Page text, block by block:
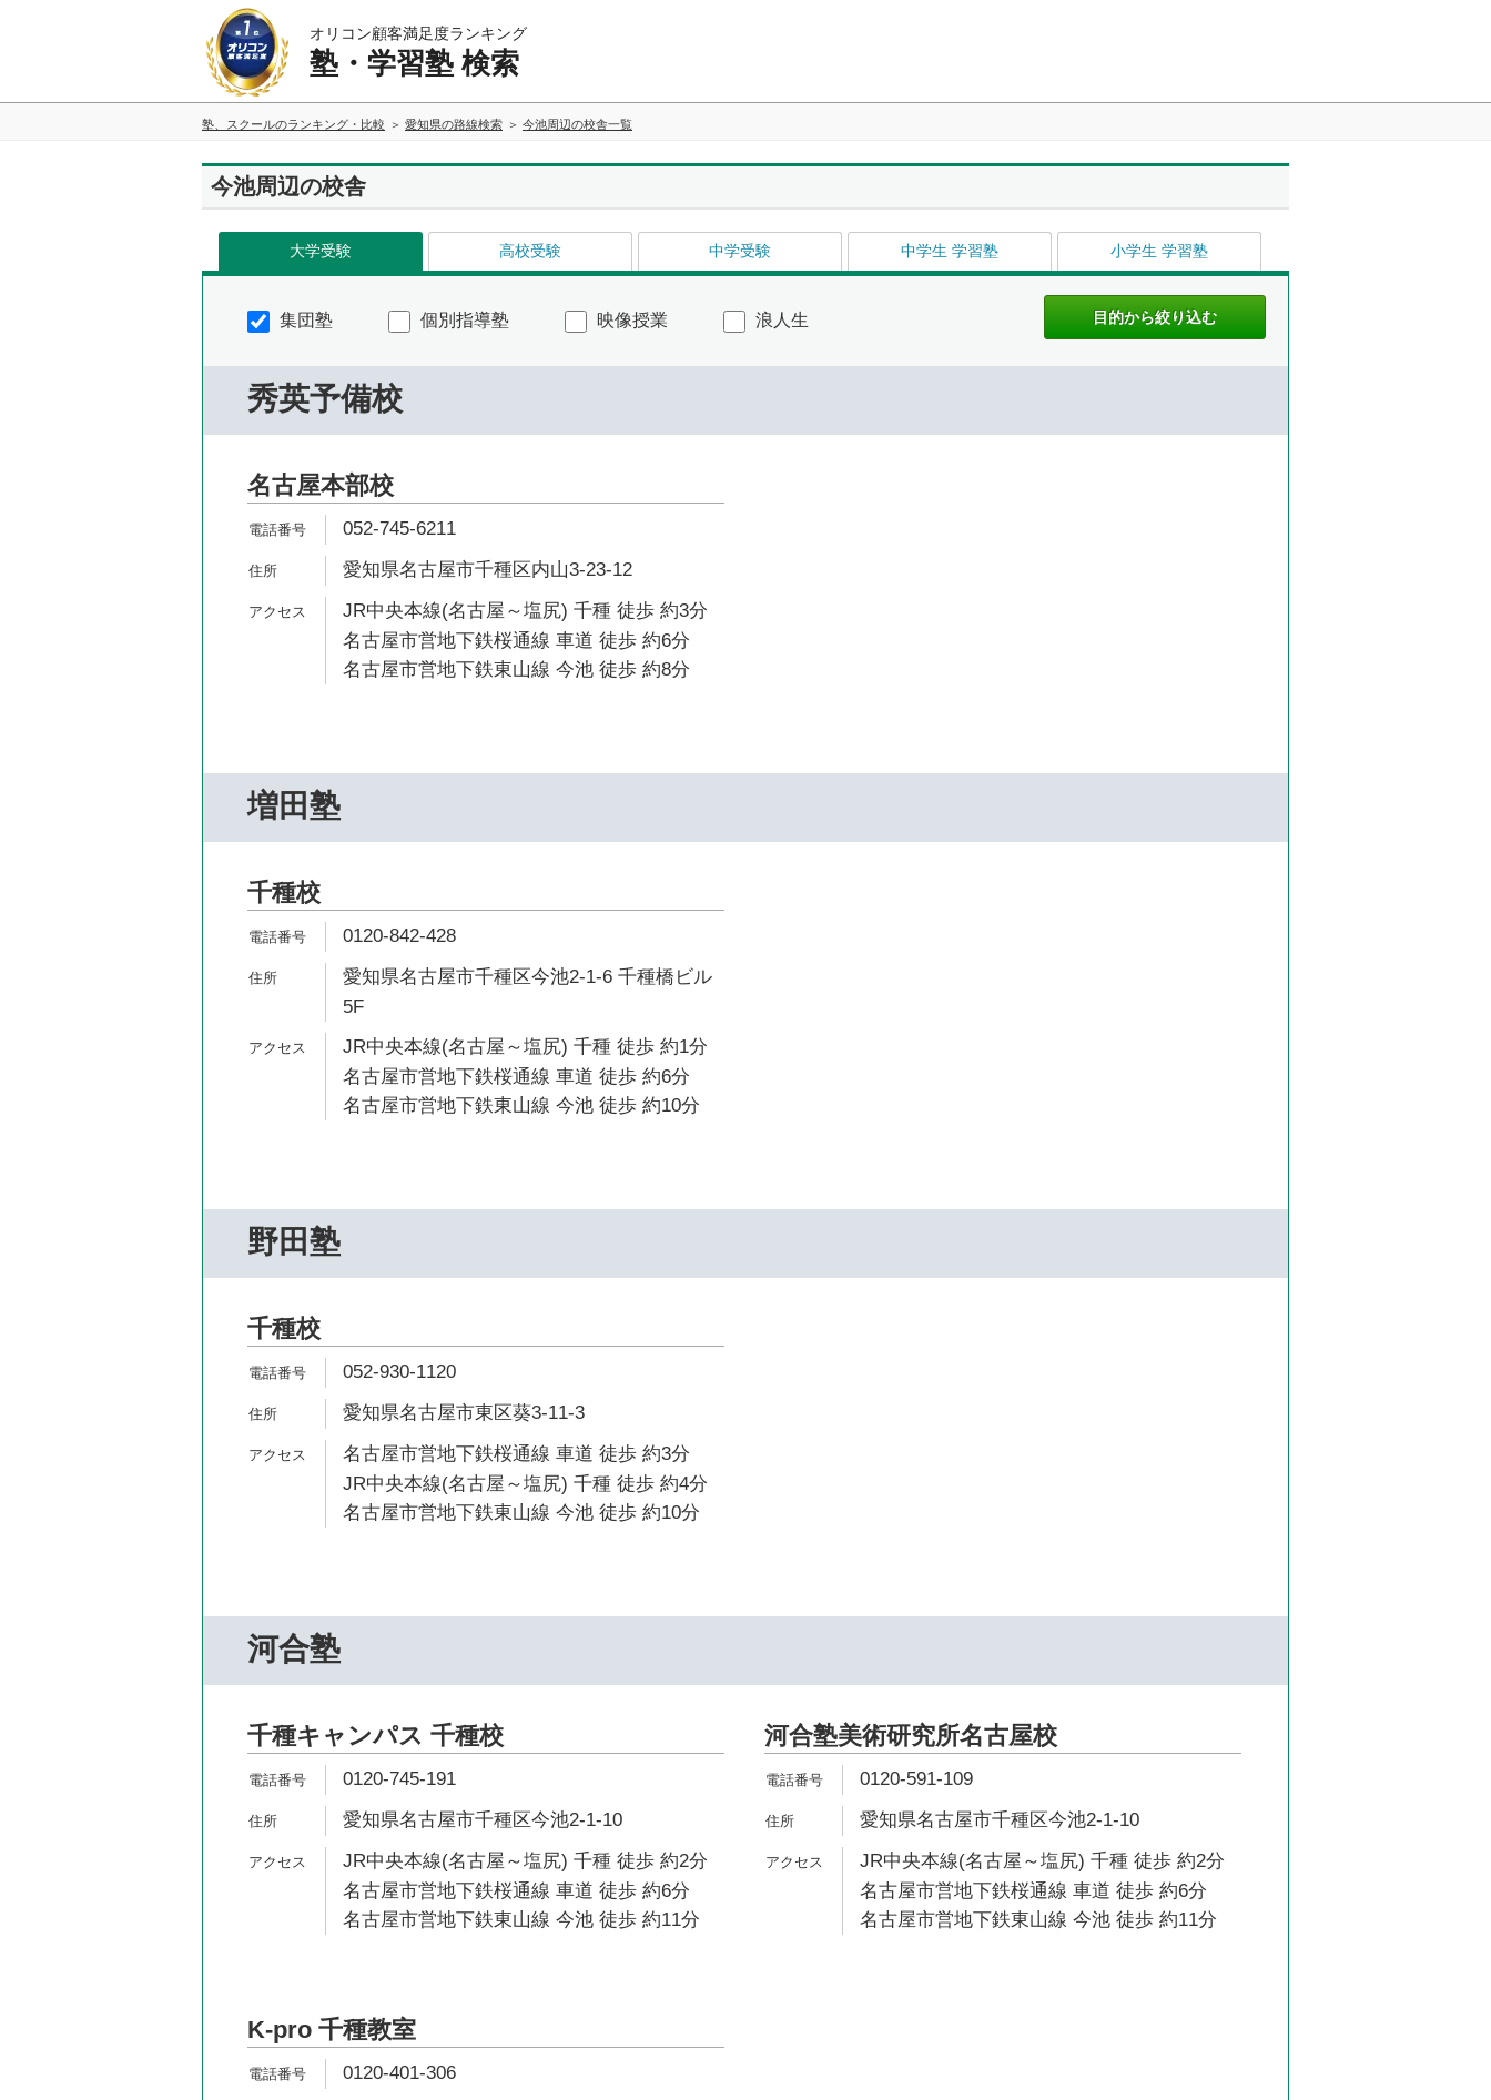
オリコン顧客満足度ランキング
塾・学習塾 検索
塾、スクールのランキング・比較 愛知県の路線検索 今池周辺の校舎一覧
今池周辺の校舎
大学受験 高校受験 中学受験 中学生 学習塾 小学生 学習塾
集団塾 個別指導塾 映像授業 浪人生
秀英予備校
名古屋本部校
052-745-6211
愛知県名古屋市千種区内山3-23-12
JR中央本線(名古屋～塩尻) 千種 徒歩 約3分
名古屋市営地下鉄桜通線 車道 徒歩 約6分
名古屋市営地下鉄東山線 今池 徒歩 約8分
増田塾
千種校
0120-842-428
愛知県名古屋市千種区今池2-1-6 千種橋ビル
5F
JR中央本線(名古屋～塩尻) 千種 徒歩 約1分
名古屋市営地下鉄桜通線 車道 徒歩 約6分
名古屋市営地下鉄東山線 今池 徒歩 約10分
野田塾
千種校
052-930-1120
愛知県名古屋市東区葵3-11-3
名古屋市営地下鉄桜通線 車道 徒歩 約3分
JR中央本線(名古屋～塩尻) 千種 徒歩 約4分
名古屋市営地下鉄東山線 今池 徒歩 約10分
河合塾
千種キャンパス 千種校
0120-745-191
愛知県名古屋市千種区今池2-1-10
JR中央本線(名古屋～塩尻) 千種 徒歩 約2分
名古屋市営地下鉄桜通線 車道 徒歩 約6分
名古屋市営地下鉄東山線 今池 徒歩 約11分
河合塾美術研究所名古屋校
0120-591-109
愛知県名古屋市千種区今池2-1-10
JR中央本線(名古屋～塩尻) 千種 徒歩 約2分
名古屋市営地下鉄桜通線 車道 徒歩 約6分
名古屋市営地下鉄東山線 今池 徒歩 約11分
K-pro 千種教室
0120-401-306